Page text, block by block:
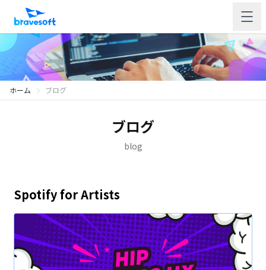
ホーム ブログ
ブログ
blog
Spotify for Artists